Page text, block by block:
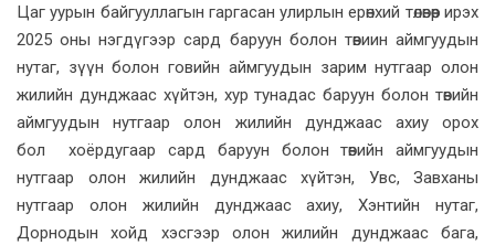
Цаг уурын байгууллагын гаргасан улирлын ерөнхий төлөвөөр ирэх
2025 оны нэгдүгээр сард баруун болон төвиин аймгуудын
нутаг, зүүн болон говийн аймгуудын зарим нутгаар олон
жилийн дунджаас хүйтэн, хур тунадас баруун болон төвийн
аймгуудын нутгаар олон жилийн дунджаас ахиу орох
бол хоёрдугаар сард баруун болон төвийн аймгуудын
нутгаар олон жилийн дунджаас хүйтэн, Увс, Завханы
нутгаар олон жилийн дунджаас ахиу, Хэнтийн нутаг,
Дорнодын хойд хэсгээр олон жилийн дунджаас бага,